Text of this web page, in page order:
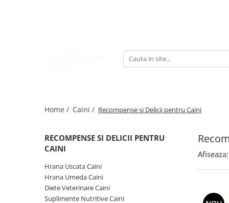
Superior Care
Royal Canin
Pro Science
Home / Caini / Recompense si Delicii pentru Caini
RECOMPENSE SI DELICII PENTRU
CAINI
Hrana Uscata Caini
Hrana Umeda Caini
Diete Veterinare Caini
Suplimente Nutritive Caini
Afiseaza: